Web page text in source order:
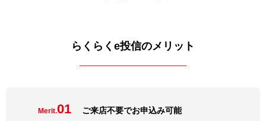
らくらくe投信のメリット
Merit.01 ご来店不要でお申込み可能